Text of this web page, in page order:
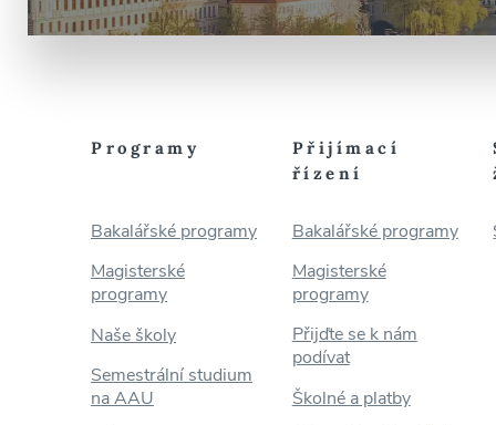
Programy
Bakalářské programy
Magisterské
programy
Naše školy
Semestrální studium
na AAU
Přijímací
řízení
Bakalářské programy
Magisterské
programy
Přijďte se k nám
podívat
Školné a platby